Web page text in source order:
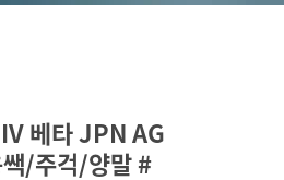
베타 JPN AG
/주걱/양말 #